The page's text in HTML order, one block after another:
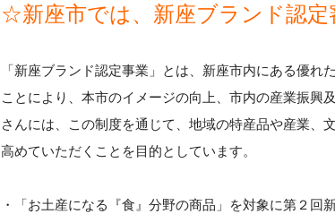
☆新座市では、新座ブランド認
「新座ブランド認定事業」とは、新座市内にある優
ことにより、本市のイメージの向上、市内の産業振興
さんには、この制度を通じて、地域の特産品や産業、
高めていただくことを目的としています。
・「お土産になる『食』分野の商品」を対象に第２